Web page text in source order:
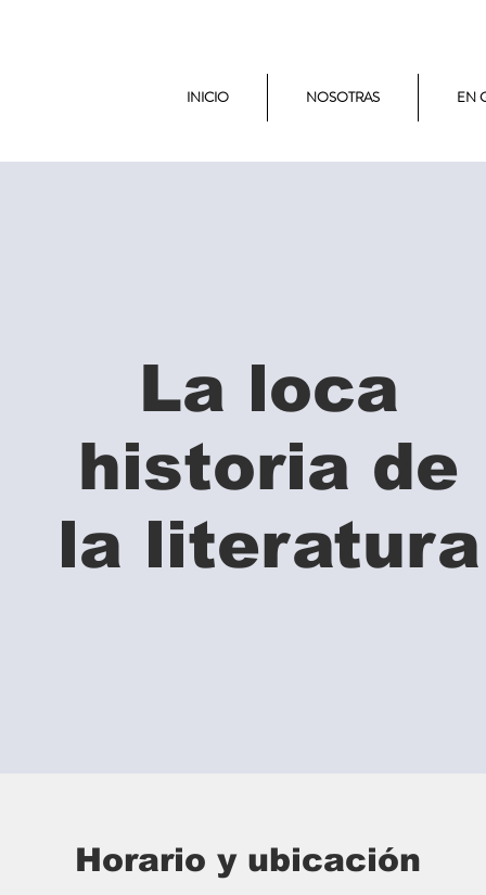
La loca
historia de
la literatura
Horario y ubicación
INICIO NOSOTRAS EN